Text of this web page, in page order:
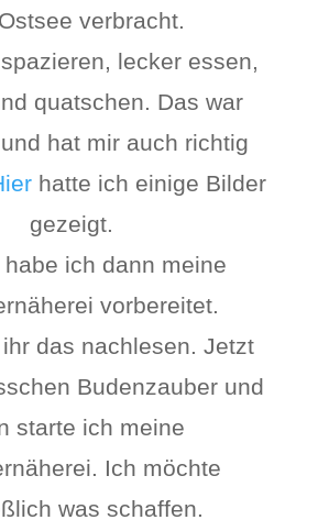
verbracht.
lecker essen,
quatschen. Das war
hat mir auch richtig
hatte ich einige Bilder
gezeigt.
habe ich dann meine
vorbereitet.
das nachlesen. Jetzt
Budenzauber und
starte ich meine
Ich möchte
was schaffen.